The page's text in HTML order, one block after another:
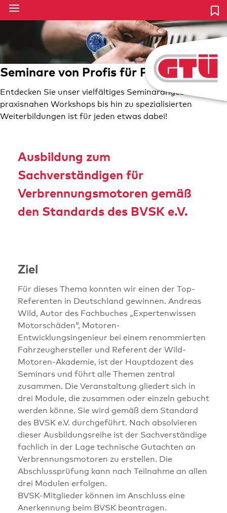
Seminare von Profis für Profis
Entdecken Sie unser vielfältiges Seminarangebot – von
praxisnahen Workshops bis hin zu spezialisierten
Weiterbildungen ist für jeden etwas dabei!
Ausbildung zum
Sachverständigen für
Verbrennungsmotoren gemäß
den Standards des BVSK e.V.
Ziel
Für dieses Thema konnten wir einen der Top-
Referenten in Deutschland gewinnen. Andreas
Wild, Autor des Fachbuches „Expertenwissen
Motorschäden“, Motoren-
Entwicklungsingenieur bei einem renommierten
Fahrzeughersteller und Referent der Wild-
Motoren-Akademie, ist der Hauptdozent des
Seminars und führt alle Themen zentral
zusammen. Die Veranstaltung gliedert sich in
drei Module, die zusammen oder einzeln gebucht
werden könne. Sie wird gemäß dem Standard
des BVSK e.V. durchgeführt. Nach absolvieren
dieser Ausbildungsreihe ist der Sachverständige
fachlich in der Lage technische Gutachten an
Verbrennungsmotoren zu erstellen. Die
Abschlussprüfung kann nach Teilnahme an allen
drei Modulen erfolgen.
BVSK-Mitglieder können im Anschluss eine
Anerkennung beim BVSK beantragen.